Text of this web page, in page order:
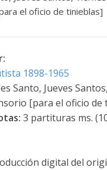
el oficio de tinieblas]
1898-1965
Santo, Jueves
[para el oficio de
3 partituras ms.
digital del